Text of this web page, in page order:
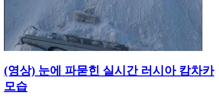
(영상) 눈에 파묻힌 실시간 러시아 캄차카
모습